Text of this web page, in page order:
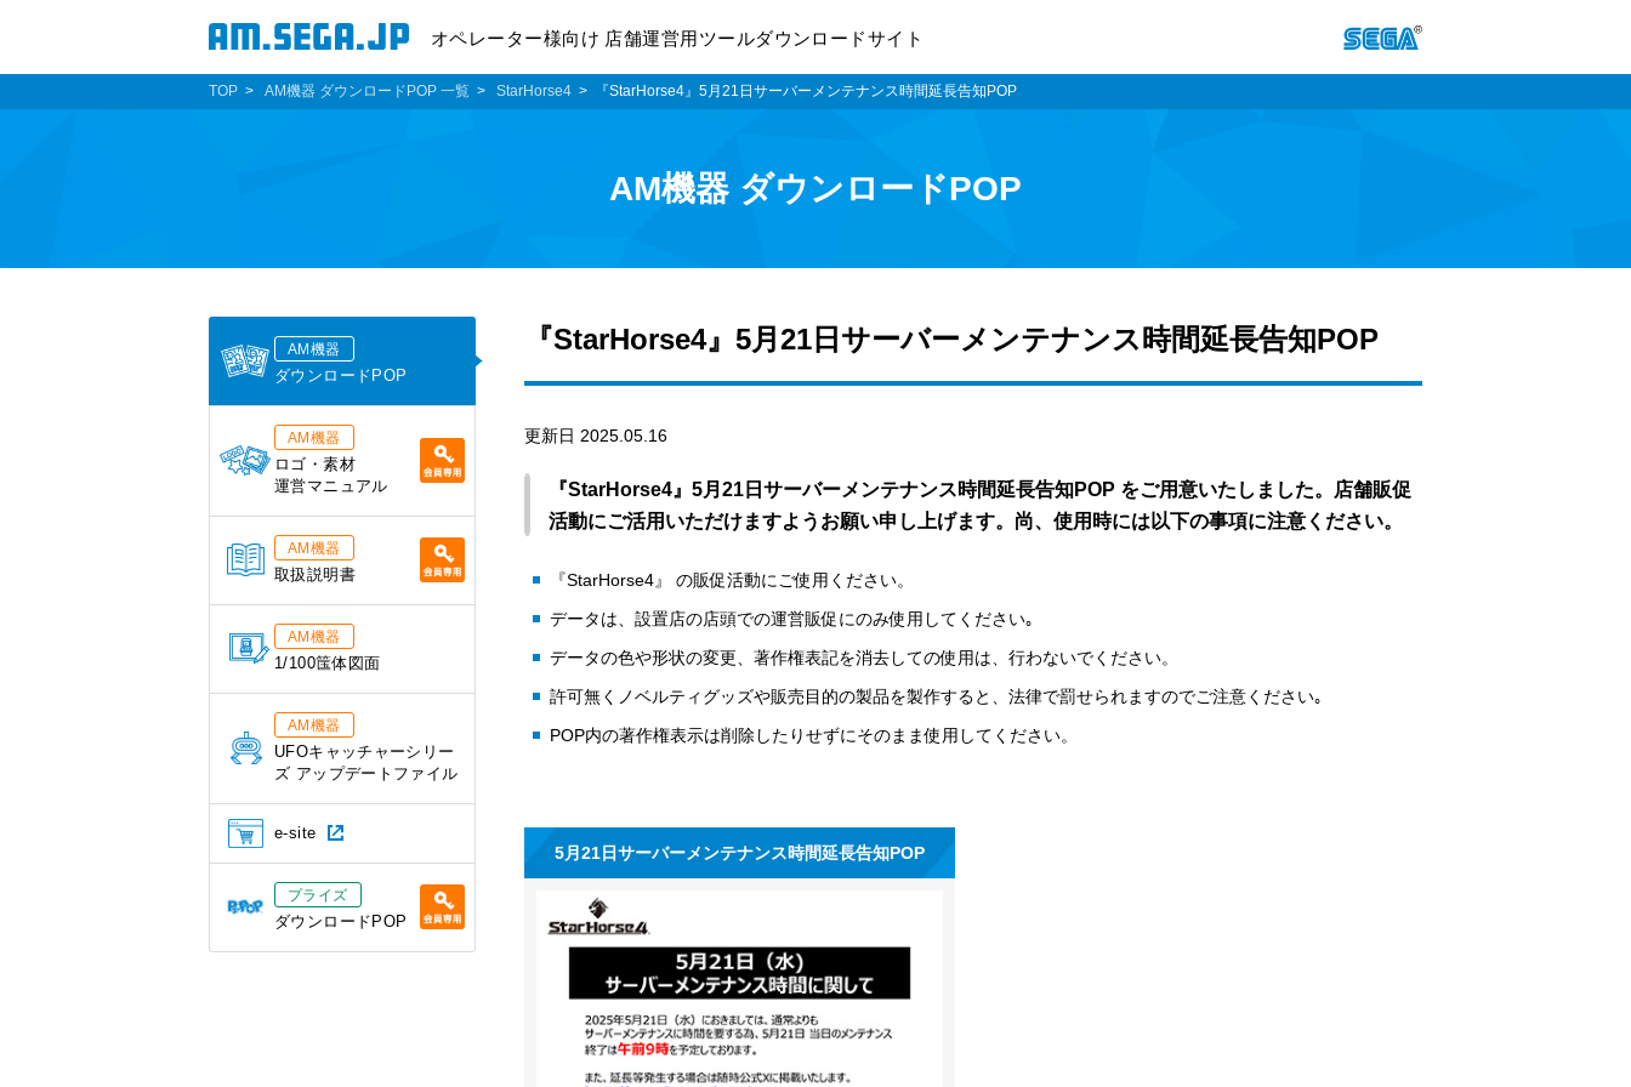
オペレーター様向け 店舗運営用ツールダウンロードサイト
TOP AM機器 ダウンロードPOP 一覧 StarHorse4 『StarHorse4』5月21日サーバーメンテナンス時間延長告知POP
AM機器 ダウンロードPOP
『StarHorse4』5月21日サーバーメンテナンス時間延長告知POP
更新日 2025.05.16
『StarHorse4』5月21日サーバーメンテナンス時間延長告知POP をご用意いたしました。店舗販促
活動にご活用いただけますようお願い申し上げます。尚、使用時には以下の事項に注意ください。
『StarHorse4』 の販促活動にご使用ください。
データは、設置店の店頭での運営販促にのみ使用してください｡
データの色や形状の変更、著作権表記を消去しての使用は、行わないでください。
許可無くノベルティグッズや販売目的の製品を製作すると、法律で罰せられますのでご注意ください｡
POP内の著作権表示は削除したりせずにそのまま使用してください。
5月21日サーバーメンテナンス時間延長告知POP
AM機器
ダウンロードPOP
AM機器
ロゴ・素材
運営マニュアル
AM機器
取扱説明書
AM機器
1/100筺体図面
AM機器
UFOキャッチャーシリー
ズ アップデートファイル
e-site
プライズ
ダウンロードPOP